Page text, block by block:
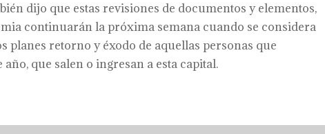
dijo que estas revisiones de documentos y elementos,
continuarán la próxima semana cuando se considera
planes retorno y éxodo de aquellas personas que
que salen o ingresan a esta capital.